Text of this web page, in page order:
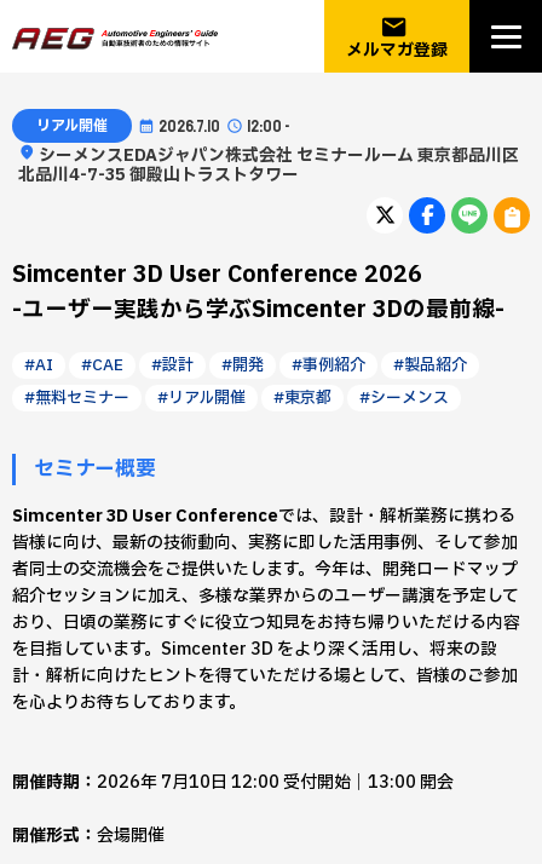
email
メルマガ登録
リアル開催 2026.7.10 12:00 -
シーメンスEDAジャパン株式会社 セミナールーム 東京都品川区
北品川4-7-35 御殿山トラストタワー
Simcenter 3D User Conference 2026
-ユーザー実践から学ぶSimcenter 3Dの最前線-
#AI #CAE #設計 #開発 #事例紹介
#製品紹介
#無料セミナー
#リアル開催 #東京都 #シーメンス
セミナー概要
Simcenter 3D User Conferenceでは、設計・解析業務に携わる
皆様に向け、最新の技術動向、実務に即した活用事例、そして参加
者同士の交流機会をご提供いたします。今年は、開発ロードマップ
紹介セッションに加え、多様な業界からのユーザー講演を予定して
おり、日頃の業務にすぐに役立つ知見をお持ち帰りいただける内容
を目指しています。Simcenter 3D をより深く活用し、将来の設
計・解析に向けたヒントを得ていただける場として、皆様のご参加
を心よりお待ちしております。
開催時期： 2026年 7月10日 12:00 受付開始｜13:00 開会
開催形式： 会場開催